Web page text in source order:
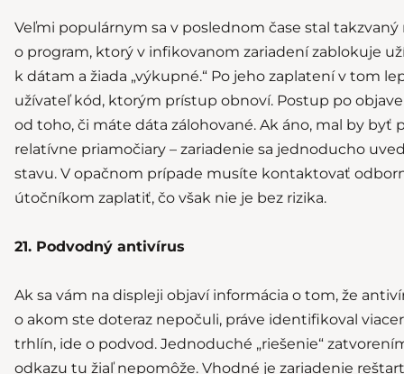
Veľmi populárnym sa v poslednom čase stal takzvaný
o program, ktorý v infikovanom zariadení zablokuje
k dátam a žiada „výkupné.“ Po jeho zaplatení v tom
užívateľ kód, ktorým prístup obnoví. Postup po
od toho, či máte dáta zálohované. Ak áno, mal by byť
relatívne priamočiary – zariadenie sa jednoducho
stavu. V opačnom prípade musíte kontaktovať
útočníkom zaplatiť, čo však nie je bez rizika.
21. Podvodný antivírus
Ak sa vám na displeji objaví informácia o tom, že
o akom ste doteraz nepočuli, práve identifikoval
trhlín, ide o podvod. Jednoduché „riešenie“
odkazu tu žiaľ nepomôže. Vhodné je zariadenie